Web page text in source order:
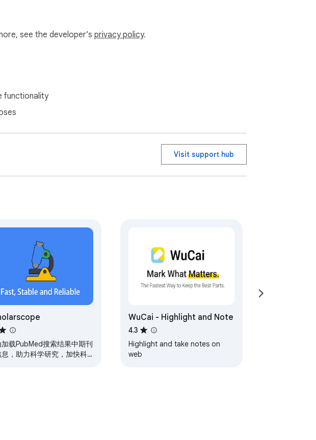
see the developer’s privacy policy.
functionality
Visit support hub
加载PubMed搜索结果中期刊
息，助力科学研究，加快科
WuCai - Highlight and Note
4.3
Highlight and take notes on
web